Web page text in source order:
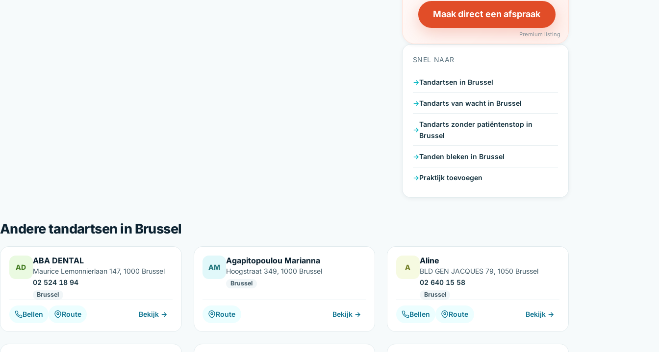
Maak direct een afspraak
Premium listing
SNEL NAAR
Tandartsen in Brussel
Tandarts van wacht in Brussel
Tandarts zonder patiëntenstop in
Brussel
Tanden bleken in Brussel
Praktijk toevoegen
Andere tandartsen in Brussel
AD
ABA DENTAL
Maurice Lemonnierlaan 147, 1000 Brussel
02 524 18 94
Brussel
Bellen Route Bekijk →
AM
Agapitopoulou Marianna
Hoogstraat 349, 1000 Brussel
Brussel
Route Bekijk →
A
Aline
BLD GEN JACQUES 79, 1050 Brussel
02 640 15 58
Brussel
Bellen Route Bekijk →